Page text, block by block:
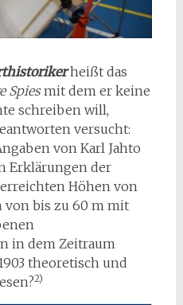
heißt das
Spiesmit dem er keine
schreiben will,
versucht:
von Karl Jahto
Erklärungen der
Höhen von
von bis zu 60 m mit
in dem Zeitraum
theoretisch und
2)